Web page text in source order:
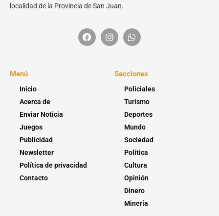
localidad de la Provincia de San Juan.
Menú
Inicio
Acerca de
Enviar Noticia
Juegos
Publicidad
Newsletter
Política de privacidad
Contacto
Secciones
Policiales
Turismo
Deportes
Mundo
Sociedad
Política
Cultura
Opinión
Dinero
Minería